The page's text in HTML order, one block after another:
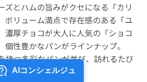
ズとハムの旨みがクセになる「カリ
ボリューム満点で存在感のある「ユ
濃厚チョコが大人に人気の「ショコ
個性豊かなパンがラインナップ。
持つ多彩なパンが並び、訪れるたび
に出会えます。